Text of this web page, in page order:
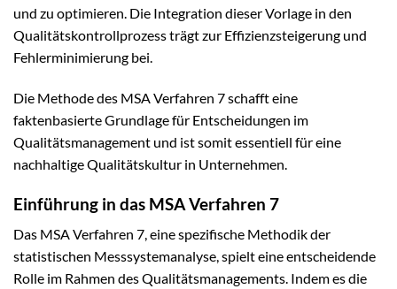
und zu optimieren. Die Integration dieser Vorlage in den
Qualitätskontrollprozess trägt zur Effizienzsteigerung und
Fehlerminimierung bei.
Die Methode des MSA Verfahren 7 schafft eine
faktenbasierte Grundlage für Entscheidungen im
Qualitätsmanagement und ist somit essentiell für eine
nachhaltige Qualitätskultur in Unternehmen.
Einführung in das MSA Verfahren 7
Das MSA Verfahren 7, eine spezifische Methodik der
statistischen Messsystemanalyse, spielt eine entscheidende
Rolle im Rahmen des Qualitätsmanagements. Indem es die